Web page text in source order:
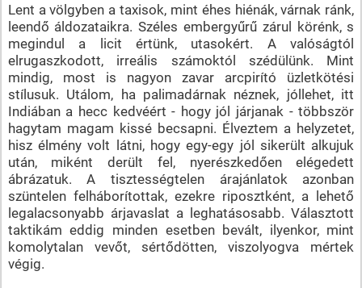
Lent a völgyben a taxisok, mint éhes hiénák, várnak ránk,
leendő áldozataikra. Széles embergyűrű zárul körénk, s
megindul a licit értünk, utasokért. A valóságtól
elrugaszkodott, irreális számoktól szédülünk. Mint
mindig, most is nagyon zavar arcpirító üzletkötési
stílusuk. Utálom, ha palimadárnak néznek, jóllehet, itt
Indiában a hecc kedvéért - hogy jól járjanak - többször
hagytam magam kissé becsapni. Élveztem a helyzetet,
hisz élmény volt látni, hogy egy-egy jól sikerült alkujuk
után, miként derült fel, nyerészkedően elégedett
ábrázatuk. A tisztességtelen árajánlatok azonban
szüntelen felháborítottak, ezekre riposztként, a lehető
legalacsonyabb árjavaslat a leghatásosabb. Választott
taktikám eddig minden esetben bevált, ilyenkor, mint
komolytalan vevőt, sértődötten, viszolyogva mértek
végig.